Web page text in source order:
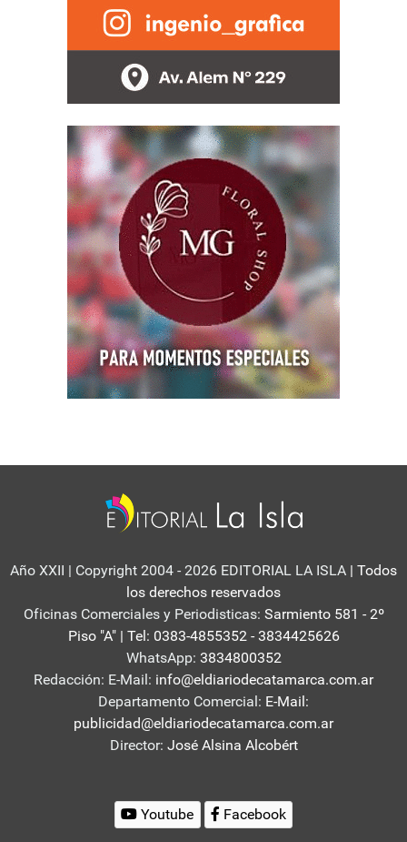
Año XXII | Copyright 2004 - 2026 EDITORIAL LA ISLA | Todos
los derechos reservados
Oficinas Comerciales y Periodisticas: Sarmiento 581 - 2º
Piso "A" | Tel: 0383-4855352 - 3834425626
WhatsApp: 3834800352
Redacción: E-Mail: info@eldiariodecatamarca.com.ar
Departamento Comercial: E-Mail:
publicidad@eldiariodecatamarca.com.ar
Director: José Alsina Alcobért
Youtube Facebook